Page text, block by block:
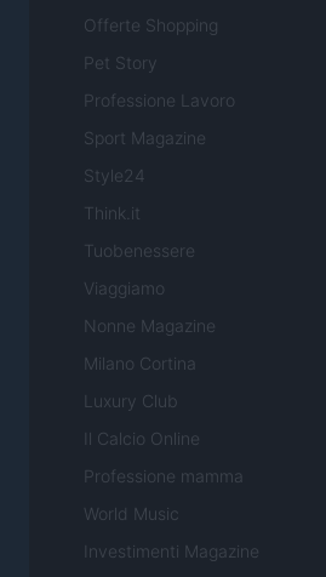
Offerte Shopping
Pet Story
Professione Lavoro
Sport Magazine
Style24
Think.it
Tuobenessere
Viaggiamo
Nonne Magazine
Milano Cortina
Luxury Club
Il Calcio Online
Professione mamma
World Music
Investimenti Magazine